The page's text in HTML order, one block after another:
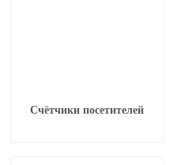
Счётчики посетителей